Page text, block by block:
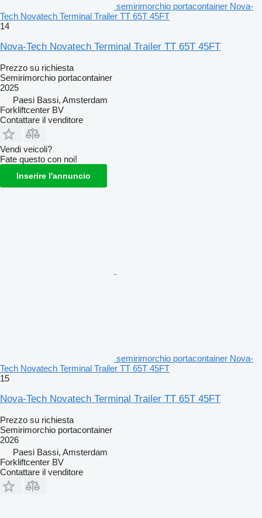
semirimorchio portacontainer Nova-
Tech Novatech Terminal Trailer TT 65T 45FT
14
Nova-Tech Novatech Terminal Trailer TT 65T 45FT
Prezzo su richiesta
Semirimorchio portacontainer
2025
Paesi Bassi, Amsterdam
Forkliftcenter BV
Contattare il venditore
Vendi veicoli?
Fate questo con noi!
Inserire l'annuncio
semirimorchio portacontainer Nova-
Tech Novatech Terminal Trailer TT 65T 45FT
15
Nova-Tech Novatech Terminal Trailer TT 65T 45FT
Prezzo su richiesta
Semirimorchio portacontainer
2026
Paesi Bassi, Amsterdam
Forkliftcenter BV
Contattare il venditore